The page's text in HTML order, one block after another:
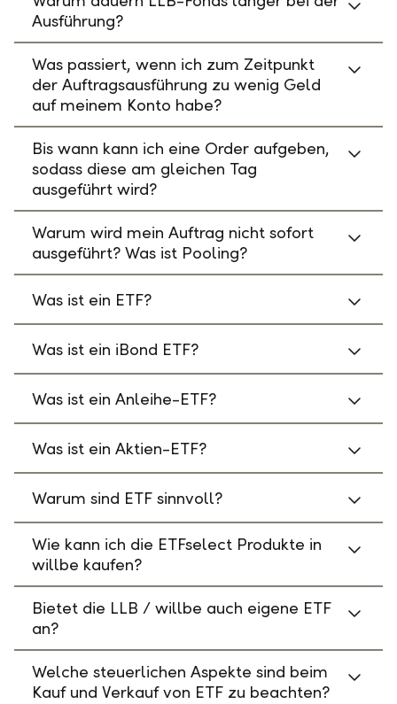
Ausführung?
Was passiert, wenn ich zum Zeitpunkt
der Auftragsausführung zu wenig Geld
auf meinem Konto habe?
Bis wann kann ich eine Order aufgeben,
sodass diese am gleichen Tag
ausgeführt wird?
Warum wird mein Auftrag nicht sofort
ausgeführt? Was ist Pooling?
Was ist ein ETF?
Was ist ein iBond ETF?
Was ist ein Anleihe-ETF?
Was ist ein Aktien-ETF?
Warum sind ETF sinnvoll?
Wie kann ich die ETFselect Produkte in
willbe kaufen?
Bietet die LLB / willbe auch eigene ETF
an?
Welche steuerlichen Aspekte sind beim
Kauf und Verkauf von ETF zu beachten?